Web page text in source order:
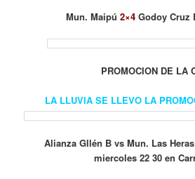
Mun. Maipú 2×4Godoy Cruz
PROMOCION DE LA
LA LLUVIA SE LLEVO LA
Alianza Gllén B vs Mun. Las
miercoles 22 30 en